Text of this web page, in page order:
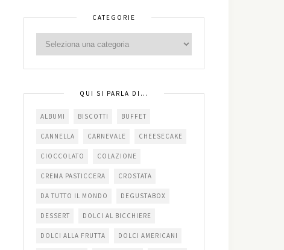
CATEGORIE
QUI SI PARLA DI…
ALBUMI BISCOTTI BUFFET
CANNELLA CARNEVALE CHEESECAKE
CIOCCOLATO COLAZIONE
CREMA PASTICCERA CROSTATA
DA TUTTO IL MONDO DEGUSTABOX
DESSERT DOLCI AL BICCHIERE
DOLCI ALLA FRUTTA DOLCI AMERICANI